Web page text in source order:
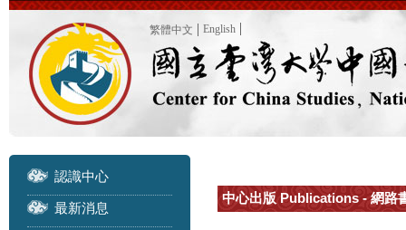
繁體中文 English
認識中心
最新消息
中心出版 Publications - 網路